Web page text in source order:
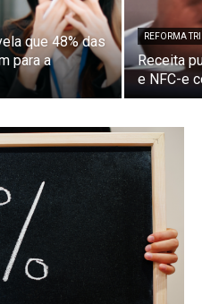
que 48% das
para a
REFORMA
Receita
e NFC-e